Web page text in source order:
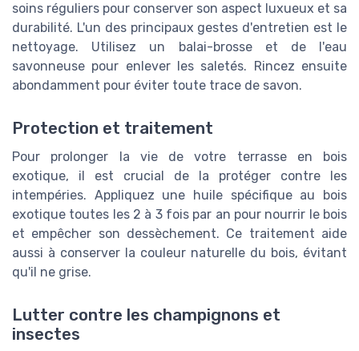
soins réguliers pour conserver son aspect luxueux et sa
durabilité. L'un des principaux gestes d'entretien est le
nettoyage. Utilisez un balai-brosse et de l'eau
savonneuse pour enlever les saletés. Rincez ensuite
abondamment pour éviter toute trace de savon.
Protection et traitement
Pour prolonger la vie de votre terrasse en bois
exotique, il est crucial de la protéger contre les
intempéries. Appliquez une huile spécifique au bois
exotique toutes les 2 à 3 fois par an pour nourrir le bois
et empêcher son dessèchement. Ce traitement aide
aussi à conserver la couleur naturelle du bois, évitant
qu'il ne grise.
Lutter contre les champignons et
insectes